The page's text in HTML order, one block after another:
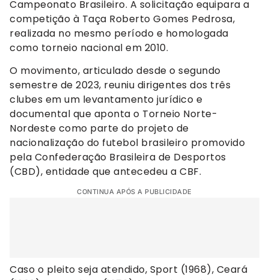
Campeonato Brasileiro. A solicitação equipara a
competição à Taça Roberto Gomes Pedrosa,
realizada no mesmo período e homologada
como torneio nacional em 2010.
O movimento, articulado desde o segundo
semestre de 2023, reuniu dirigentes dos três
clubes em um levantamento jurídico e
documental que aponta o Torneio Norte-
Nordeste como parte do projeto de
nacionalização do futebol brasileiro promovido
pela Confederação Brasileira de Desportos
(CBD), entidade que antecedeu a CBF.
CONTINUA APÓS A PUBLICIDADE
Caso o pleito seja atendido, Sport (1968), Ceará